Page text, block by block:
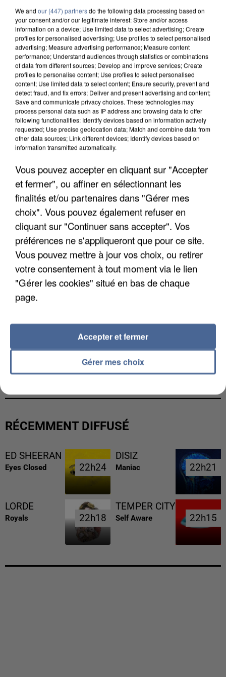
APRÈS TOUTES CES CANICULES, LES REFUGES
DE FAUNE SAUVAGE SONT...
L’UN DES FONDATEURS SUPPOSÉS DE LA DZ
MAFIA INTERPELLÉ EN ALGÉRIE
RÉCEMMENT DIFFUSÉ
ED SHEERAN
Eyes Closed 22h24
22h24
DISIZ
Maniac 22h21
22h21
LORDE
Royals 22h18
22h18
TEMPER CITY
Self Aware 22h15
22h15
We and our (447) partnersdo the following data processing based on
your consent and/or our legitimate interest: Store and/or access
information on a device; Use limited data to select advertising; Create
profiles for personalised advertising; Use profiles to select personalised
advertising; Measure advertising performance; Measure content
performance; Understand audiences through statistics or combinations
of data from different sources; Develop and improve services; Create
profiles to personalise content; Use profiles to select personalised
content; Use limited data to select content; Ensure security, prevent and
detect fraud, and fix errors; Deliver and present advertising and content;
Save and communicate privacy choices. These technologies may
process personal data such as IP address and browsing data to offer
following functionalities: Identify devices based on information actively
requested; Use precise geolocation data; Match and combine data from
other data sources; Link different devices; Identify devices based on
information transmitted automatically.
Vous pouvez accepter en cliquant sur "Accepter
et fermer", ou affiner en sélectionnant les
finalités et/ou partenaires dans "Gérer mes
choix". Vous pouvez également refuser en
cliquant sur "Continuer sans accepter". Vos
préférences ne s'appliqueront que pour ce site.
Vous pouvez mettre à jour vos choix, ou retirer
votre consentement à tout moment via le lien
"Gérer les cookies" situé en bas de chaque
page.
Gérer mes choix
Accepter et fermer